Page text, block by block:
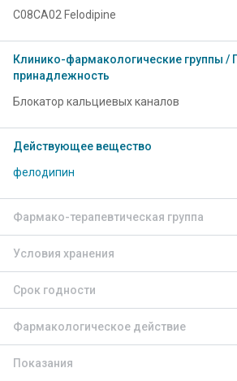
C08CA02 Felodipine
Клинико-фармакологические группы /
принадлежность
Блокатор кальциевых каналов
Действующее вещество
фелодипин
Фармако-терапевтическая группа
Условия хранения
Срок годности
Фармакологическое действие
Показания